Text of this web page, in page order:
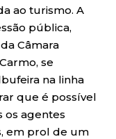
ao turismo. A
pública,
Câmara
se
na linha
que é possível
os agentes
em prol de um